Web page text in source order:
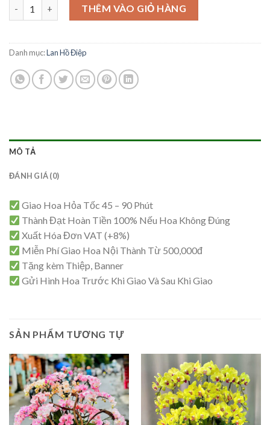
Mẫu Lan Hồ Điệp – HĐ50 số lượng
THÊM VÀO GIỎ HÀNG
Danh mục:Lan Hồ Điệp
MÔ TẢ
ĐÁNH GIÁ (0)
Giao Hoa Hỏa Tốc 45 – 90 Phút
Thành Đạt Hoàn Tiền 100% Nếu Hoa Không Đúng
Xuất Hóa Đơn VAT (+8%)
Miễn Phí Giao Hoa Nội Thành Từ 500,000đ
Tặng kèm Thiệp, Banner
Gửi Hình Hoa Trước Khi Giao Và Sau Khi Giao
SẢN PHẨM TƯƠNG TỰ